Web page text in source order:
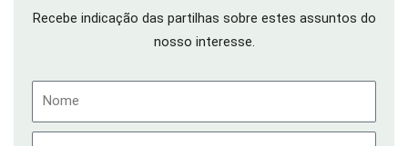
Recebe indicação das partilhas sobre estes assuntos do
nosso interesse.